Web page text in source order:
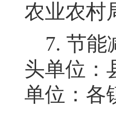
农业农村
7. 节能
头单位：
单位：各